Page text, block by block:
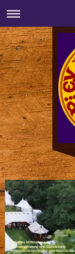
Gelebtes Mittelalter e.V.
Nachempfindung und Darstellung
mittelalterlicher Kultur und Geschichte